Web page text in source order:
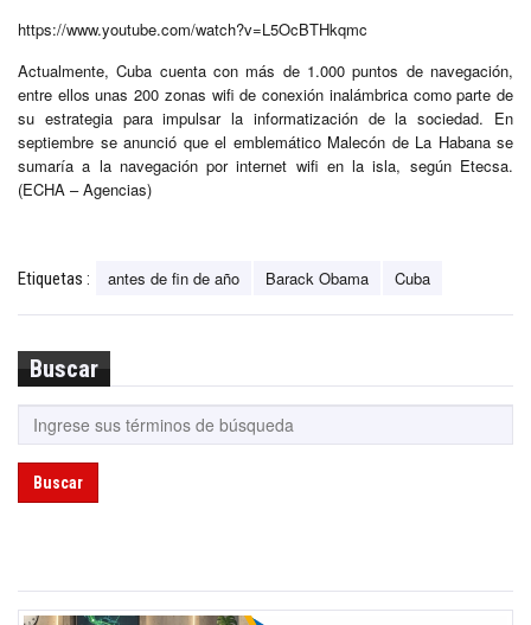
https://www.youtube.com/watch?v=L5OcBTHkqmc
Actualmente, Cuba cuenta con más de 1.000 puntos de navegación,
entre ellos unas 200 zonas wifi de conexión inalámbrica como parte de
su estrategia para impulsar la informatización de la sociedad. En
septiembre se anunció que el emblemático Malecón de La Habana se
sumaría a la navegación por internet wifi en la isla, según Etecsa.
(ECHA – Agencias)
Etiquetas : antes de fin de año Barack Obama Cuba
Buscar
Buscar